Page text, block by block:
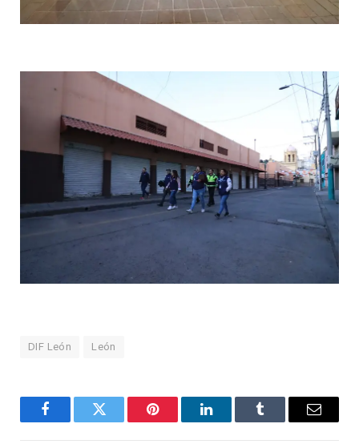
DIF León León
FacebookTwitter Pinterest LinkedInTumblr Email